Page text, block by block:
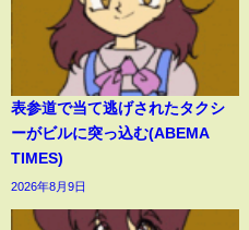
表参道で当て逃げされたタクシ
ーがビルに突っ込む(ABEMA
TIMES)
2026年8月9日